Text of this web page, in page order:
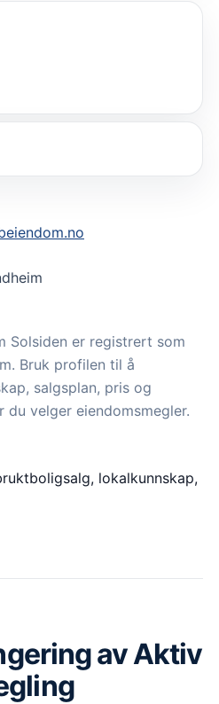
Solsiden er registrert som
Bruk profilen til å
salgsplan, pris og
velger eiendomsmegler.
lokalkunnskap,
avAktiv